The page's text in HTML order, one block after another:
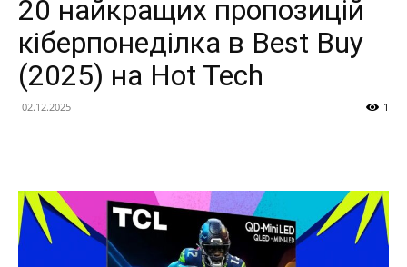
20 найкращих пропозицій
кіберпонеділка в Best Buy
(2025) на Hot Tech
02.12.2025 1